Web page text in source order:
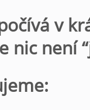
v
nic není